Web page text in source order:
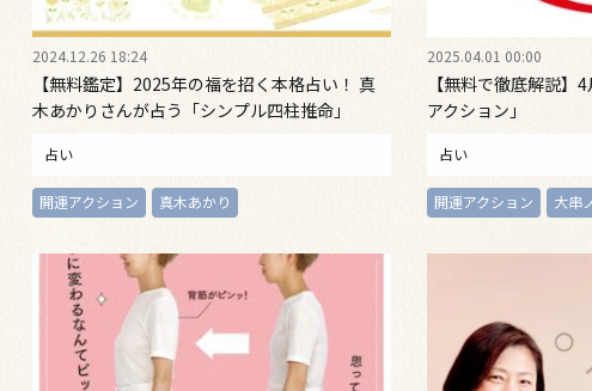
2024.12.26 18:24
【無料鑑定】2025年の福を招く本格占い！ 真
木あかりさんが占う「シンプル四柱推命」
占い
開運アクション 真木あかり
2025.04.01 00:00
【無料で徹底解説】
アクション」
占い
開運アクション 大串